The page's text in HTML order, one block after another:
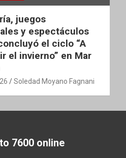
juegos
y espectáculos
el ciclo “A
el invierno” en Mar
Soledad Moyano Fagnani
7600 online